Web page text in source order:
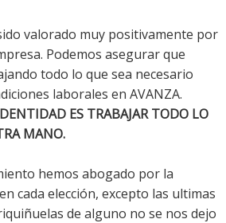
valorado muy positivamente por
Podemos asegurar que
todo lo que sea necesario
laborales en AVANZA.
ES TRABAJAR TODO LO
MANO.
hemos abogado por la
cada elección, excepto las ultimas
de alguno no se nos dejo